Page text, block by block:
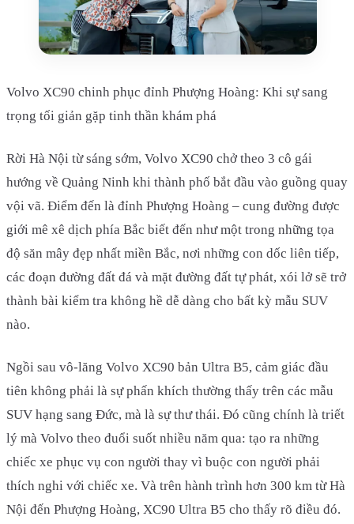
Volvo XC90 chinh phục đỉnh Phượng Hoàng: Khi sự sang
trọng tối giản gặp tinh thần khám phá
Rời Hà Nội từ sáng sớm, Volvo XC90 chở theo 3 cô gái
hướng về Quảng Ninh khi thành phố bắt đầu vào guồng quay
vội vã. Điểm đến là đỉnh Phượng Hoàng – cung đường được
giới mê xê dịch phía Bắc biết đến như một trong những tọa
độ săn mây đẹp nhất miền Bắc, nơi những con dốc liên tiếp,
các đoạn đường đất đá và mặt đường đất tự phát, xói lở sẽ trở
thành bài kiểm tra không hề dễ dàng cho bất kỳ mẫu SUV
nào.
Ngồi sau vô-lăng Volvo XC90 bản Ultra B5, cảm giác đầu
tiên không phải là sự phấn khích thường thấy trên các mẫu
SUV hạng sang Đức, mà là sự thư thái. Đó cũng chính là triết
lý mà Volvo theo đuổi suốt nhiều năm qua: tạo ra những
chiếc xe phục vụ con người thay vì buộc con người phải
thích nghi với chiếc xe. Và trên hành trình hơn 300 km từ Hà
Nội đến Phượng Hoàng, XC90 Ultra B5 cho thấy rõ điều đó.